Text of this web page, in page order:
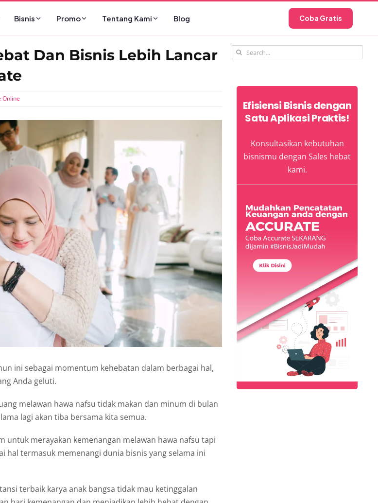
Bisnis Promo Tentang Kami Blog Coba Gratis
Dan Bisnis Lebih Lancar
Online
ini sebagai momentum kehebatan dalam berbagai hal,
Anda geluti.
melawan hawa nafsu tidak makan dan minum di bulan
lagi akan tiba bersama kita semua.
untuk merayakan kemenangan melawan hawa nafsu tapi
hal termasuk memenangi dunia bisnis yang selama ini
terbaik karya anak bangsa tidak mau ketinggalan
Search
Efisiensi Bisnis dengan
Satu Aplikasi Praktis!
Konsultasikan kebutuhan
bisnismu dengan Sales hebat
kami.